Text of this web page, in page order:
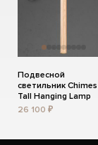
Подвесной
светильник Chimes
Tall Hanging Lamp
26 100 ₽